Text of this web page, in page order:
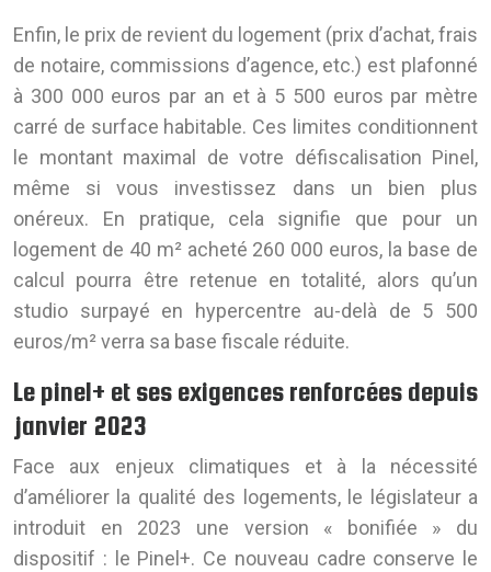
Enfin, le prix de revient du logement (prix d’achat, frais
de notaire, commissions d’agence, etc.) est plafonné
à 300 000 euros par an et à 5 500 euros par mètre
carré de surface habitable. Ces limites conditionnent
le montant maximal de votre défiscalisation Pinel,
même si vous investissez dans un bien plus
onéreux. En pratique, cela signifie que pour un
logement de 40 m² acheté 260 000 euros, la base de
calcul pourra être retenue en totalité, alors qu’un
studio surpayé en hypercentre au-delà de 5 500
euros/m² verra sa base fiscale réduite.
Le pinel+ et ses exigences renforcées depuis
janvier 2023
Face aux enjeux climatiques et à la nécessité
d’améliorer la qualité des logements, le législateur a
introduit en 2023 une version « bonifiée » du
dispositif : le Pinel+. Ce nouveau cadre conserve le